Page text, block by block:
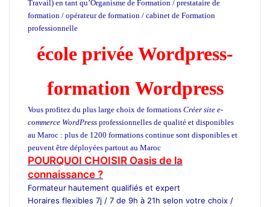
Travail) en tant qu’Organisme de Formation / prestataire de
formation / opérateur de formation / cabinet de Formation
professionnelle
école privée Wordpress-
formation Wordpress
Vous profitez du plus large choix de formations Créer site e-
commerce WordPress professionnelles de qualité et disponibles
au Maroc : plus de 1200 formations continue sont disponibles et
peuvent être déployées partout au Maroc
POURQUOI CHOISIR Oasis de la
connaissance ?
Formateur hautement qualifiés et expert
Horaires flexibles 7j / 7 de 9h à 21h selon votre choix /